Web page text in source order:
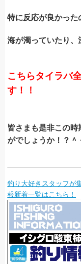
特に反応が良かった
海が濁っていたり、
こちらタイラバ
す！！
皆さまも是非この
がでしょうか！？＾
釣り大好きスタッフが
報新着一覧はこちら！